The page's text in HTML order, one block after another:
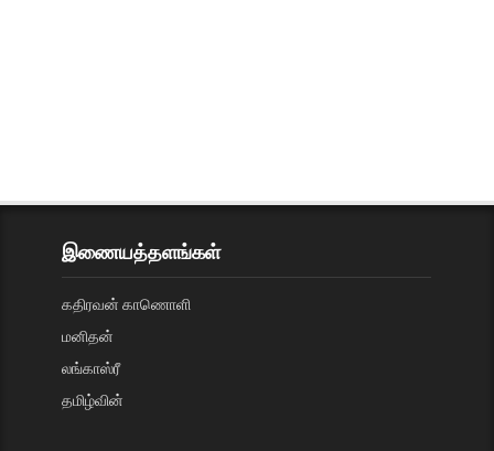
இணையத்தளங்கள்
கதிரவன் காணொளி
மனிதன்
லங்காஸ்ரீ
தமிழ்வின்